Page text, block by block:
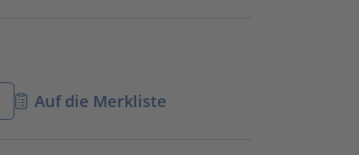
Auf die Merkliste